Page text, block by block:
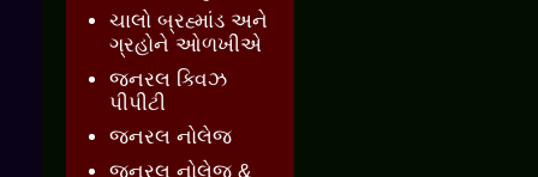
ચાલો બ્રહ્માંડ અને
ગ્રહોને ઓળખીએ
જનરલ ક્વિઝ
પીપીટી
જનરલ નોલેજ
જનરલ નોલેજ &